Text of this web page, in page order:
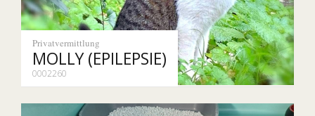
Privatvermittlung
MOLLY (EPILEPSIE)
0002260